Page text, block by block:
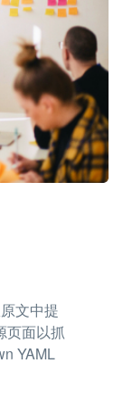
文中提
页面以抓
YAML